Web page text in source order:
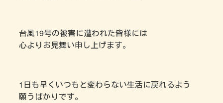
台風19号の被害に遭われた皆様には
心よりお見舞い申し上げます。
1日も早くいつもと変わらない生活に戻れるよう
願うばかりです。